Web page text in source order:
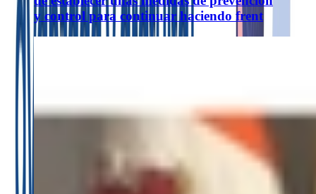
y control para continuar haciendo frent